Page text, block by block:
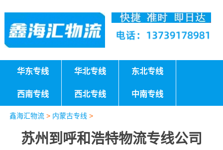
华东专线 华北专线 东北专线
西南专线 西北专线 中南专线
鑫海汇物流> 内蒙古专线 >
苏州到呼和浩特物流专线公司